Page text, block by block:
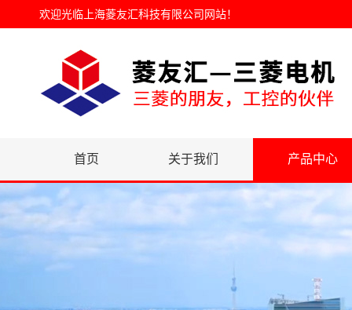
欢迎光临 上海菱友汇科技有限公司网站！
首页 关于我们 产品中心